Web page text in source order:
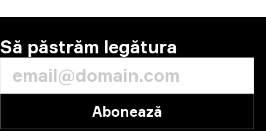
Să păstrăm legătura
Abonează